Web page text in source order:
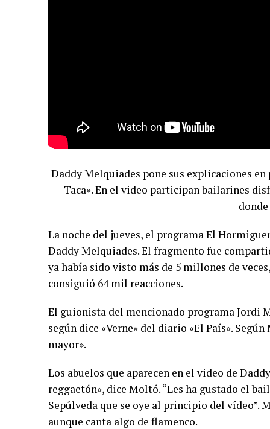
Daddy Melquiades pone sus explicaciones
Taca». En el video participan bailarines
La noche del jueves, el programa El
Daddy Melquiades. El fragmento fue
ya había sido visto más de 5 millones de
consiguió 64 mil reacciones.
El guionista del mencionado programa Jordi
según dice «Verne» del diario «El País».
mayor».
Los abuelos que aparecen en el video de
reggaetón», dice Moltó. “Les ha gustado el
Sepúlveda que se oye al principio del vídeo”.
aunque canta algo de flamenco.